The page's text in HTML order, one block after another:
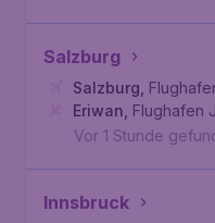
Salzburg
Salzburg
Eriwan Flughafen
Vor 1 Stunde
Innsbruck